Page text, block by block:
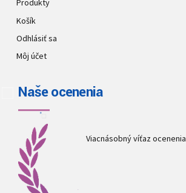
Produkty
Košík
Odhlásiť sa
Môj účet
Naše ocenenia
Viacnásobný víťaz ocenenia